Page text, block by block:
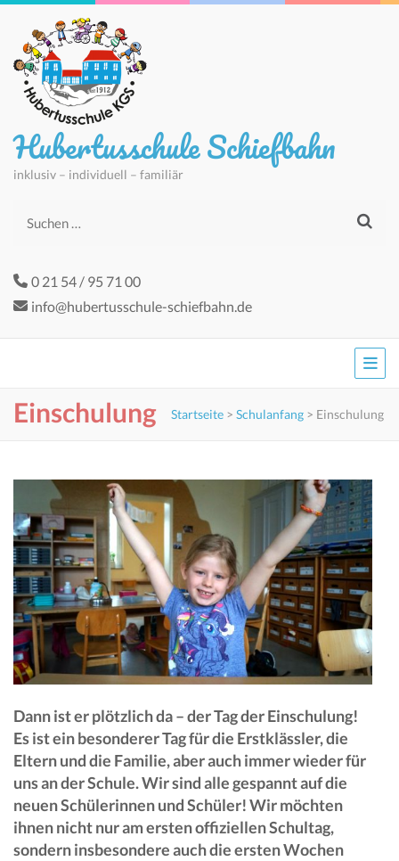
Hubertusschule Schiefbahn
inklusiv – individuell – familiär
Suchen
0 21 54 / 95 71 00
info@hubertusschule-schiefbahn.de
Einschulung Startseite > Schulanfang > Einschulung
Dann ist er plötzlich da – der Tag der Einschulung!
Es ist ein besonderer Tag für die Erstklässler, die
Eltern und die Familie, aber auch immer wieder für
uns an der Schule. Wir sind alle gespannt auf die
neuen Schülerinnen und Schüler! Wir möchten
ihnen nicht nur am ersten offiziellen Schultag,
sondern insbesondere auch die ersten Wochen